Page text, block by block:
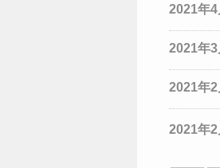
2021年4
2021年3
2021年2
2021年2